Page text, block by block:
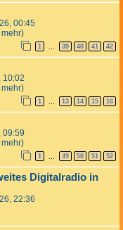
00:45
1 … 39 40 41 42
10:02
1 … 13 14 15 16
09:59
1 … 49 50 51 52
Digitalradio in
22:36